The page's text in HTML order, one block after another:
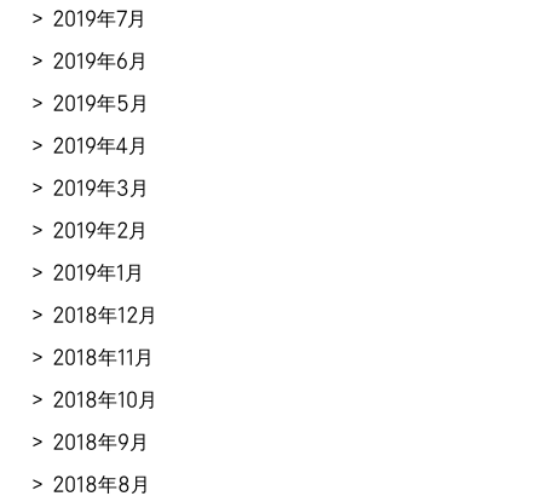
2019年7月
2019年6月
2019年5月
2019年4月
2019年3月
2019年2月
2019年1月
2018年12月
2018年11月
2018年10月
2018年9月
2018年8月